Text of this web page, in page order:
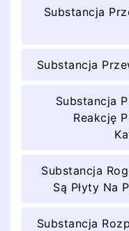
Substancja
Substancja
Substancja
Reakcję
Substancja
Są Płyty Na
Substancja